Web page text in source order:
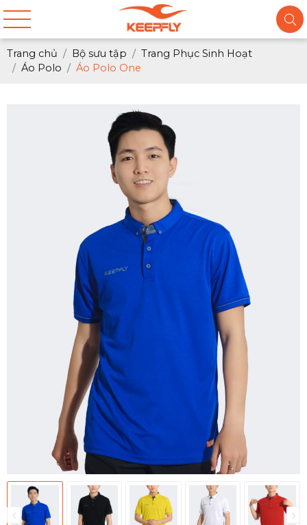
Trang chủ Bộ sưu tập
Trang Phục Sinh Hoạt
Áo Polo
Áo Polo One